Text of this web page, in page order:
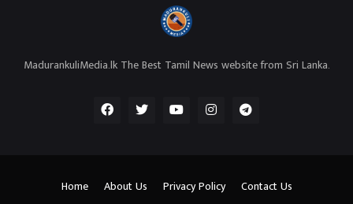
MadurankuliMedia.lk The Best Tamil News website from Sri Lanka.
Home About Us Privacy Policy Contact Us